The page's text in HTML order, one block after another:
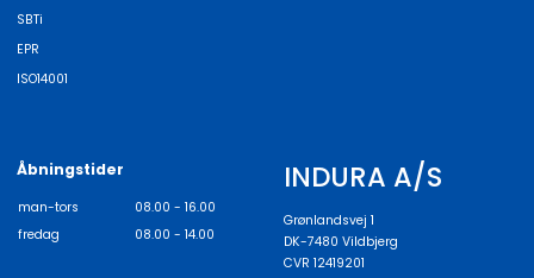
SBTi
EPR
ISO14001
Åbningstider
man-tors
08.00 - 16.00
fredag
08.00 - 14.00
INDURA A/S
Grønlandsvej 1
DK-7480 Vildbjerg
CVR 12419201